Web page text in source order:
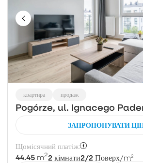
квартира продаж
Pogórze, ul. Ignacego
ЗАПРОПОНУВАТИ
Щомісячний платіж:
44.45 m22 кімнати2/2 Поверх/m²